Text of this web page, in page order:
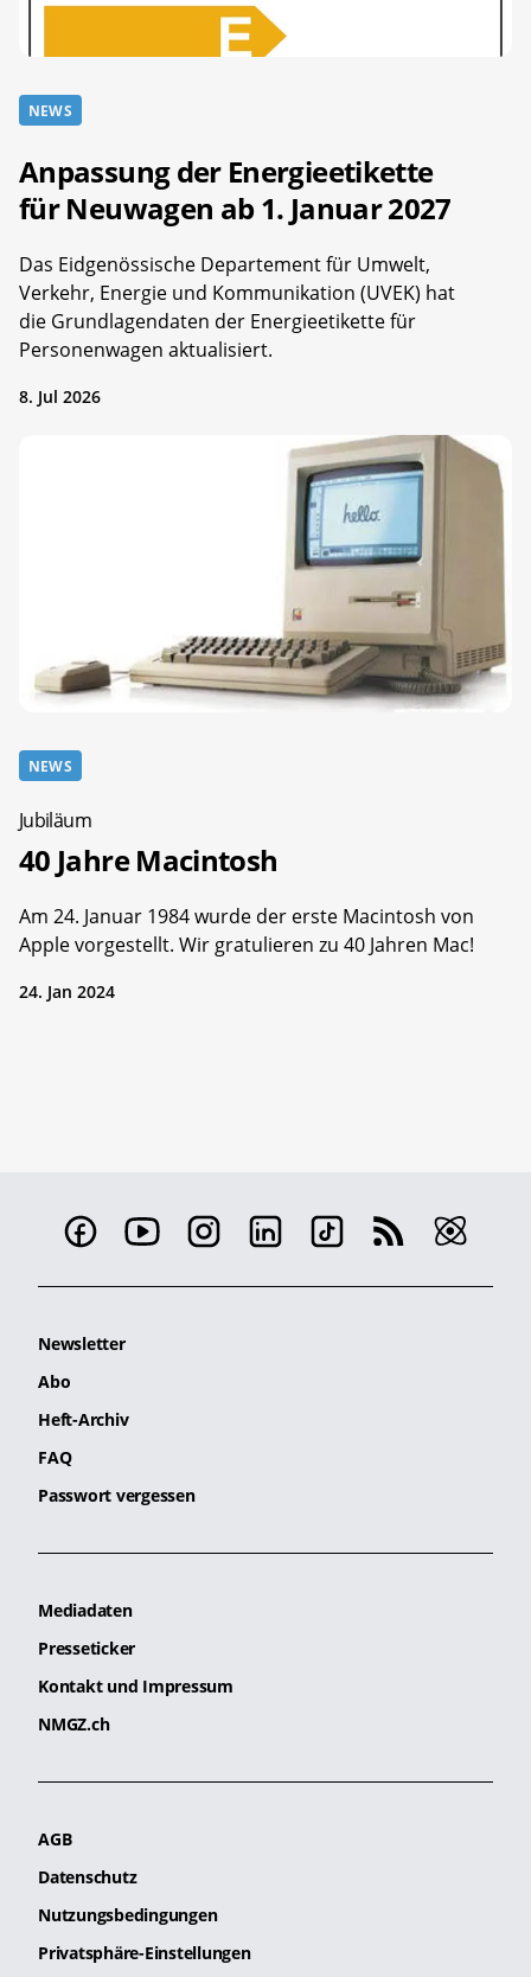
NEWS
Anpassung der Energieetikette
für Neuwagen ab 1. Januar 2027
Das Eidgenössische Departement für Umwelt,
Verkehr, Energie und Kommunikation (UVEK) hat
die Grundlagendaten der Energieetikette für
Personenwagen aktualisiert.
8. Jul 2026
NEWS
Jubiläum
40 Jahre Macintosh
Am 24. Januar 1984 wurde der erste Macintosh von
Apple vorgestellt. Wir gratulieren zu 40 Jahren Mac!
24. Jan 2024
Newsletter
Abo
Heft-Archiv
FAQ
Passwort vergessen
Mediadaten
Presseticker
Kontakt und Impressum
NMGZ.ch
AGB
Datenschutz
Nutzungsbedingungen
Privatsphäre-Einstellungen